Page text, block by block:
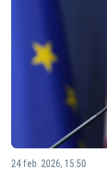
24 feb. 2026, 15:50